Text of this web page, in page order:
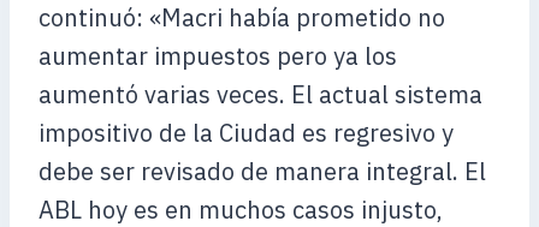
continuó: «Macri había prometido no
aumentar impuestos pero ya los
aumentó varias veces. El actual sistema
impositivo de la Ciudad es regresivo y
debe ser revisado de manera integral. El
ABL hoy es en muchos casos injusto,